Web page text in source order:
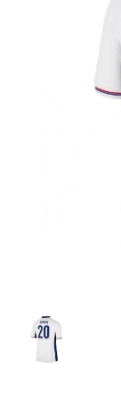
Zaključek